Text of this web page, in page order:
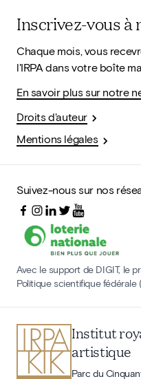
Inscrivez-vous
Chaque mois, vous
l'IRPA dans votre boîte
En savoir plus sur notre
Droits d'auteur
Mentions légales
Suivez-nous sur nos
Avec le support de DIGIT, le
Politique scientifique fédérale
Institut
artistique
Parc du